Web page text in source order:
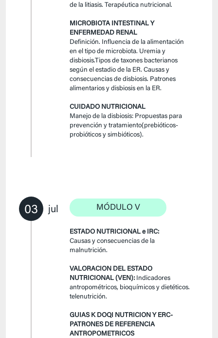
de la litiasis. Terapéutica nutricional.
MICROBIOTA INTESTINAL Y
ENFERMEDAD RENAL
Definición. Influencia de la alimentación
en el tipo de microbiota. Uremia y
disbiosis.Tipos de taxones bacterianos
según el estadio de la ER. Causas y
consecuencias de disbiosis. Patrones
alimentarios y disbiosis en la ER.
CUIDADO NUTRICIONAL
Manejo de la disbiosis: Propuestas para
prevención y tratamiento(prebióticos-
probióticos y simbióticos).
03 jul MÓDULO V
ESTADO NUTRICIONAL e IRC:
Causas y consecuencias de la
malnutrición.
VALORACION DEL ESTADO
NUTRICIONAL (VEN): Indicadores
antropométricos, bioquímicos y dietéticos.
telenutrición.
GUIAS K DOQI NUTRICION Y ERC-
PATRONES DE REFERENCIA
ANTROPOMETRICOS